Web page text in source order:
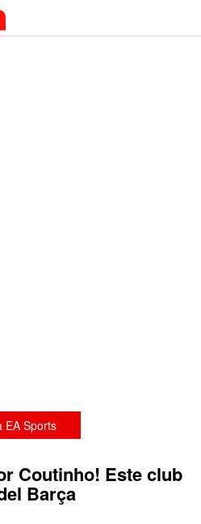
EA Sports
Coutinho! Este club
Barça